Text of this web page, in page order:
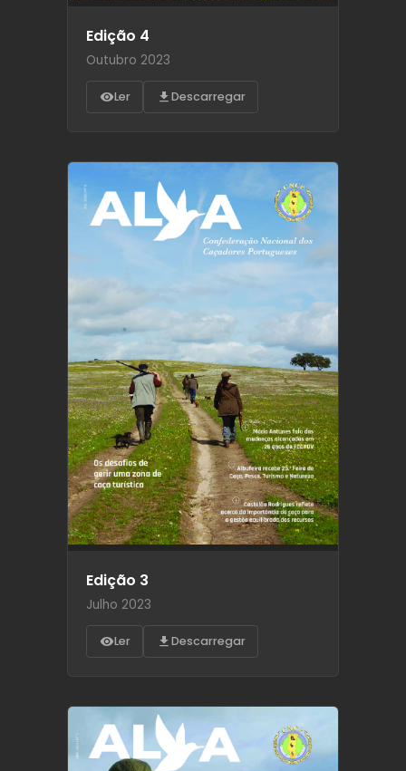
Edição 4
Outubro 2023
Ler Descarregar
Edição 3
Julho 2023
Ler Descarregar